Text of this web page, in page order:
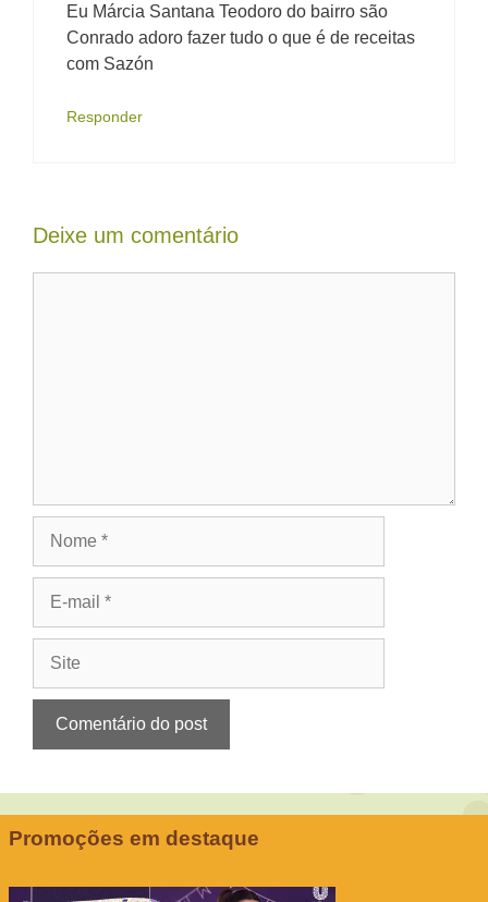
Eu Márcia Santana Teodoro do bairro são
Conrado adoro fazer tudo o que é de receitas
com Sazón
Responder
Deixe um comentário
Promoções em destaque